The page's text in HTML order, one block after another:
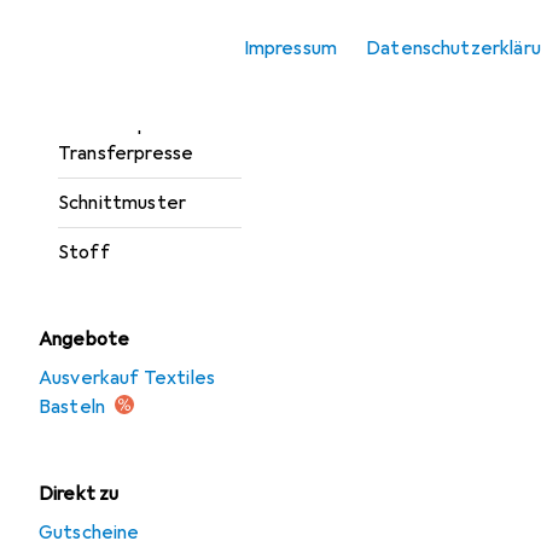
Impressum
Schneideplotter +
Transferpresse
Schnittmuster
Stoff
Angebote
Ausverkauf Textiles
Basteln
Direkt zu
Gutscheine